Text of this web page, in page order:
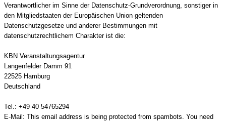
Verantwortlicher im Sinne der Datenschutz-Grundverordnung, sonstiger in
den Mitgliedstaaten der Europäischen Union geltenden
Datenschutzgesetze und anderer Bestimmungen mit
datenschutzrechtlichem Charakter ist die:
KBN Veranstaltungsagentur
Langenfelder Damm 91
22525 Hamburg
Deutschland
Tel.: +49 40 54765294
E-Mail: This email address is being protected from spambots. You need